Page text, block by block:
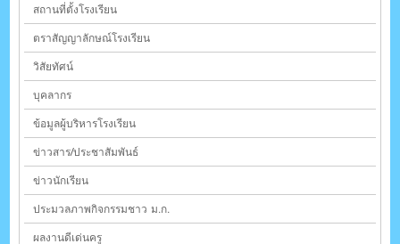
สถานที่ตั้งโรงเรียน
ตราสัญญาลักษณ์โรงเรียน
วิสัยทัศน์
บุคลากร
ข้อมูลผู้บริหารโรงเรียน
ข่าวสาร/ประชาสัมพันธ์
ข่าวนักเรียน
ประมวลภาพกิจกรรมชาว ม.ก.
ผลงานดีเด่นครู